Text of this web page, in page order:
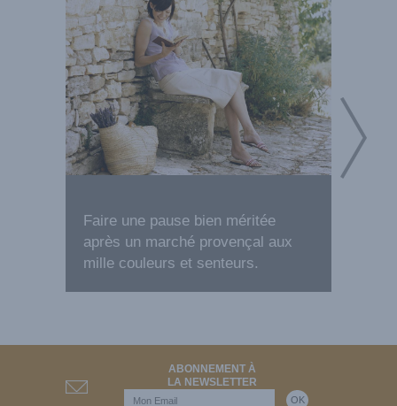
Faire une pause bien méritée
après un marché provençal aux
mille couleurs et senteurs.
ABONNEMENT À
LA NEWSLETTER